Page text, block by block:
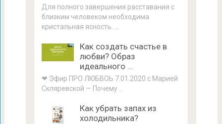
Для полного завершения расставания с
близким человеком необходима
кристальная ясность. …
Как создать счастье в
любви? Образ
идеального …
❤ Эфир ПРО ЛЮБВОЬ 7.01.2020 с Марией
Скляревской — Почему …
Как убрать запах из
холодильника?